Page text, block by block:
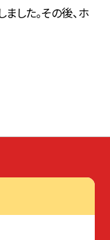
した。その後、ホ